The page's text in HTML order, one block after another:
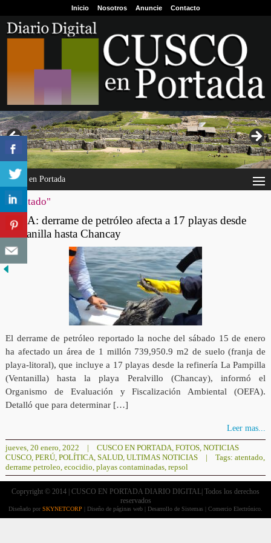
Inicio Nosotros Anuncie Contacto
Cusco en Portada
"atentado"
OEFA: derrame de petróleo afecta a 17 playas desde
Ventanilla hasta Chancay
El derrame de petróleo reportado la noche del sábado 15 de enero
ha afectado un área de 1 millón 739,950.9 m2 de suelo (franja de
playa-litoral), que incluye a 17 playas desde la refinería La Pampilla
(Ventanilla) hasta la playa Peralvillo (Chancay), informó el
Organismo de Evaluación y Fiscalización Ambiental (OEFA).
Detalló que para determinar […]
Leer mas...
jueves, 20 enero, 2022 | CUSCO EN PORTADA, FOTOS, NOTICIAS
CUSCO, PERÚ, POLÍTICA, SALUD, ULTIMAS NOTICIAS | Tags: atentado,
derrame petroleo, ecocidio, playas contaminadas, repsol
Copryright © 2014 | CUSCO EN PORTADA DIARIO DIGITAL| Todos los derechos
reservados
Diseñado por SKYNETCORP | Diseño de páginas web | Desarrollo de Sistemas | Comercio Electrónico.